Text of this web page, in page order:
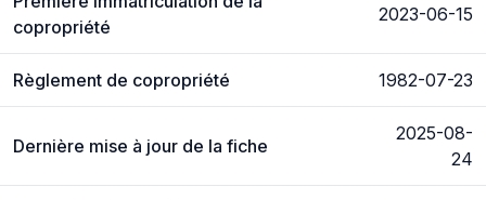
copropriété
2023-06-15
Règlement de copropriété 1982-07-23
Dernière mise à jour de la fiche
2025-08-
24